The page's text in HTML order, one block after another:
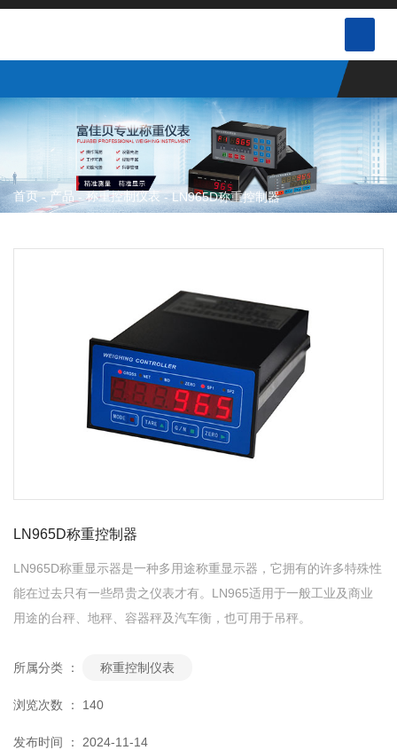
首页-产品 -称重控制仪表 -LN965D称重控制器
LN965D称重控制器
LN965D称重显示器是一种多用途称重显示器，它拥有的许多特殊性
能在过去只有一些昂贵之仪表才有。LN965适用于一般工业及商业
用途的台秤、地秤、容器秤及汽车衡，也可用于吊秤。
所属分类 ： 称重控制仪表
浏览次数 ： 140
发布时间 ： 2024-11-14